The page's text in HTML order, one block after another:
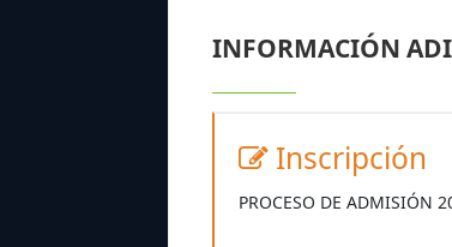
INFORMACIÓN
Inscripción
PROCESO DE ADMISIÓN